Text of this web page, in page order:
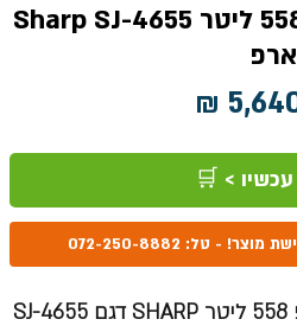
מקרר מקפיא עליון 558 ליטר Sharp SJ-4655
מבצע
> 🛒
- טל: 072-250-8882
מקרר מקפיא עליון שארפ 558 ליטר SHARP דגם SJ-4655